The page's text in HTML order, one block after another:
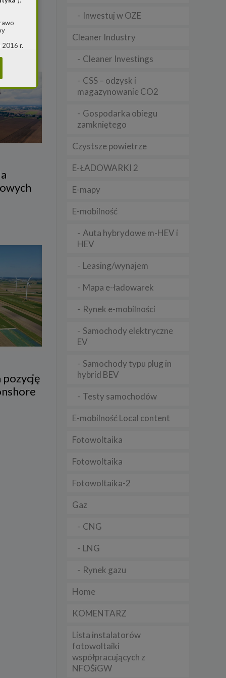
pozycję
Inwestuj w OZE
Cleaner Industry
Cleaner Investings
CSS – odzysk i
magazynowanie CO2
Gospodarka obiegu
zamkniętego
Czystsze powietrze
E-ŁADOWARKI 2
E-mapy
E-mobilność
Auta hybrydowe m-HEV i
HEV
Leasing/wynajem
Mapa e-ładowarek
Rynek e-mobilności
Samochody elektryczne
EV
Samochody typu plug in
hybrid BEV
Testy samochodów
E-mobilność Local content
Fotowoltaika
Fotowoltaika
Fotowoltaika-2
Gaz
CNG
LNG
Rynek gazu
Home
KOMENTARZ
Lista instalatorów
fotowoltaiki
współpracujących z
NFOŚiGW
2016 r.
jest
przy
w